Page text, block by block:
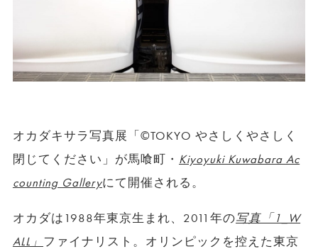
オカダキサラ写真展「©TOKYO やさしくやさしく
閉じてください」が馬喰町・ Kiyoyuki Kuwabara Ac
counting Galleryにて開催される。
オカダは1988年東京生まれ、2011年の写真「1_W
ALL」 ファイナリスト。オリンピックを控えた東京